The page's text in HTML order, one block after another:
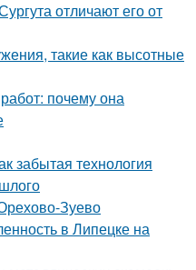
отличают его от
такие как высотные
почему она
забытая технология
Зуево
в Липецке на